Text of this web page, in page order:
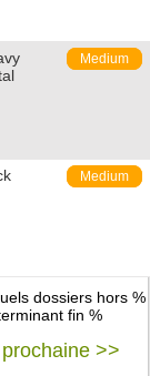
Medium
Medium
dossiers hors %
fin %
prochaine >>